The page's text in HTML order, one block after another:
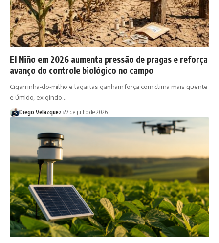
El Niño em 2026 aumenta pressão de pragas e reforça
avanço do controle biológico no campo
Cigarrinha-do-milho e lagartas ganham força com clima mais quente
e úmido, exigindo…
Diego Velázquez 27 de julho de 2026